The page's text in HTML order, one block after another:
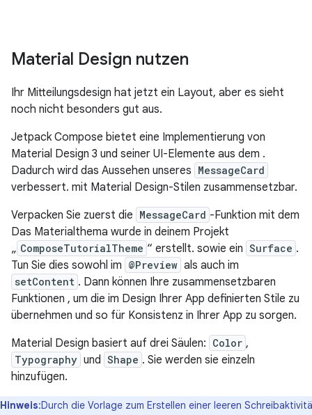
Material Design nutzen
Ihr Mitteilungsdesign hat jetzt ein Layout, aber es sieht
noch nicht besonders gut aus.
Jetpack Compose bietet eine Implementierung von
Material Design 3 und seiner UI-Elemente aus dem .
Dadurch wird das Aussehen unseres MessageCard
verbessert. mit Material Design-Stilen zusammensetzbar.
Verpacken Sie zuerst die MessageCard -Funktion mit dem
Das Materialthema wurde in deinem Projekt
„ ComposeTutorialTheme “ erstellt. sowie ein Surface .
Tun Sie dies sowohl im @Preview als auch im
setContent . Dann können Ihre zusammensetzbaren
Funktionen , um die im Design Ihrer App definierten Stile zu
übernehmen und so für Konsistenz in Ihrer App zu sorgen.
Material Design basiert auf drei Säulen: Color ,
Typography und Shape . Sie werden sie einzeln
hinzufügen.
Hinweis:Durch die Vorlage zum Erstellen einer leeren